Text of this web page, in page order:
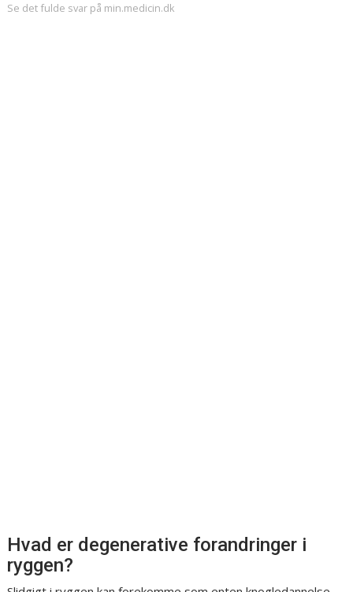
Se det fulde svar på min.medicin.dk
Hvad er degenerative forandringer i
ryggen?